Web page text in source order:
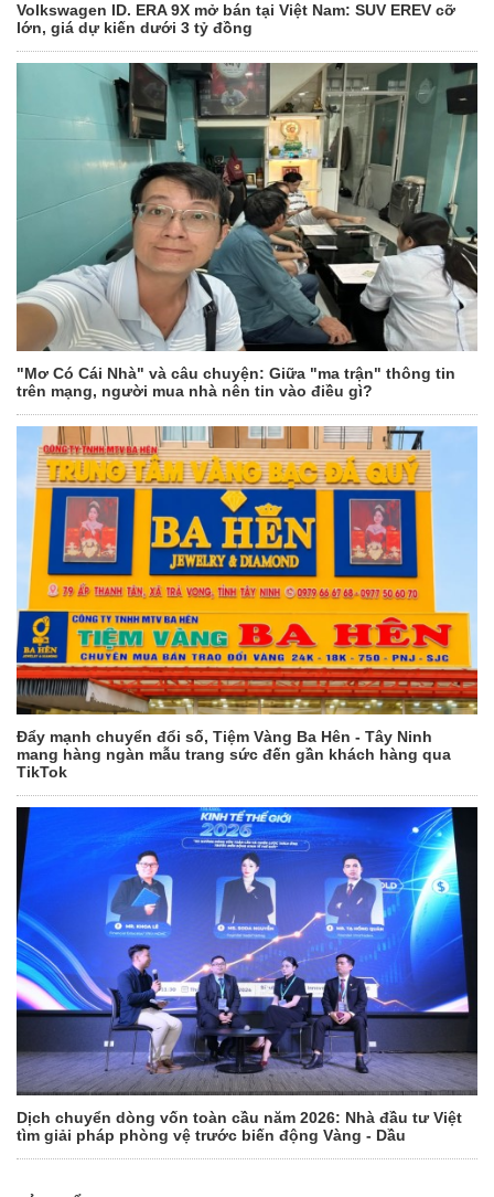
Volkswagen ID. ERA 9X mở bán tại Việt Nam: SUV EREV cỡ
lớn, giá dự kiến dưới 3 tỷ đồng
"Mơ Có Cái Nhà" và câu chuyện: Giữa "ma trận" thông tin
trên mạng, người mua nhà nên tin vào điều gì?
Đẩy mạnh chuyển đổi số, Tiệm Vàng Ba Hên - Tây Ninh
mang hàng ngàn mẫu trang sức đến gần khách hàng qua
TikTok
Dịch chuyển dòng vốn toàn cầu năm 2026: Nhà đầu tư Việt
tìm giải pháp phòng vệ trước biến động Vàng - Dầu